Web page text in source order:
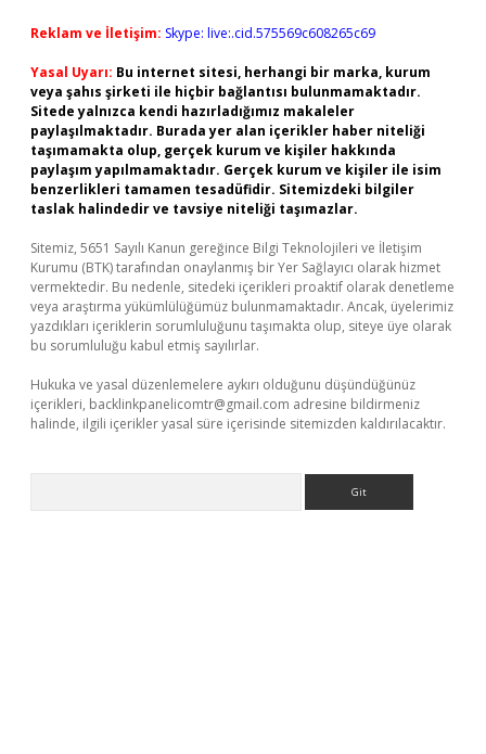
Reklam ve İletişim: Skype: live:.cid.575569c608265c69
Yasal Uyarı: Bu internet sitesi, herhangi bir marka, kurum
veya şahıs şirketi ile hiçbir bağlantısı bulunmamaktadır.
Sitede yalnızca kendi hazırladığımız makaleler
paylaşılmaktadır. Burada yer alan içerikler haber niteliği
taşımamakta olup, gerçek kurum ve kişiler hakkında
paylaşım yapılmamaktadır. Gerçek kurum ve kişiler ile isim
benzerlikleri tamamen tesadüfidir. Sitemizdeki bilgiler
taslak halindedir ve tavsiye niteliği taşımazlar.
Sitemiz, 5651 Sayılı Kanun gereğince Bilgi Teknolojileri ve İletişim
Kurumu (BTK) tarafından onaylanmış bir Yer Sağlayıcı olarak hizmet
vermektedir. Bu nedenle, sitedeki içerikleri proaktif olarak denetleme
veya araştırma yükümlülüğümüz bulunmamaktadır. Ancak, üyelerimiz
yazdıkları içeriklerin sorumluluğunu taşımakta olup, siteye üye olarak
bu sorumluluğu kabul etmiş sayılırlar.
Hukuka ve yasal düzenlemelere aykırı olduğunu düşündüğünüz
içerikleri, backlinkpanelicomtr@gmail.com adresine bildirmeniz
halinde, ilgili içerikler yasal süre içerisinde sitemizden kaldırılacaktır.